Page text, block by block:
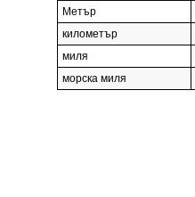
Метър
километър
миля
морска миля